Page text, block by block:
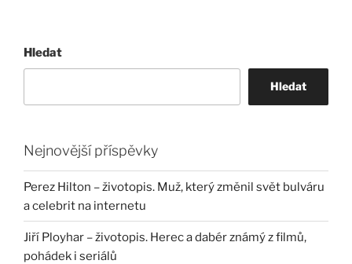
Hledat
Hledat
Nejnovější příspěvky
Perez Hilton – životopis. Muž, který změnil svět bulváru
a celebrit na internetu
Jiří Ployhar – životopis. Herec a dabér známý z filmů,
pohádek i seriálů